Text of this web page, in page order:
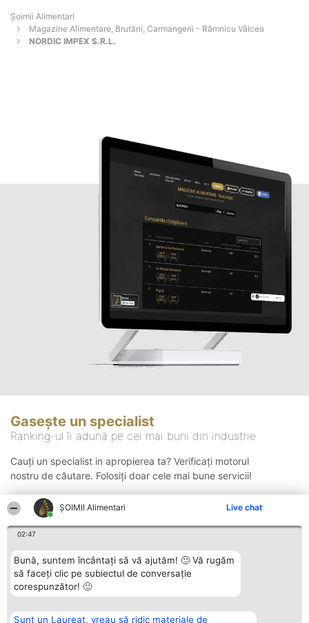
ŞOIMII Alimentari Live chat
02:47
Bună, suntem încântați să vă ajutăm! 🙂 Vă rugăm
să faceți clic pe subiectul de conversație
corespunzător! 🙂
Sunt un Laureat, vreau să ridic materiale de
Şoimii Alimentari
Magazine Alimentare, Brutării, Carmangerii - Râmnicu Vâlcea
NORDIC IMPEX S.R.L.
Gasește un specialist
Ranking-ul îi adună pe cei mai buni din industrie
Cauți un specialist in apropierea ta? Verificați motorul
nostru de căutare. Folosiți doar cele mai bune servicii!
Organizator Ranking Plebiscyt Contact